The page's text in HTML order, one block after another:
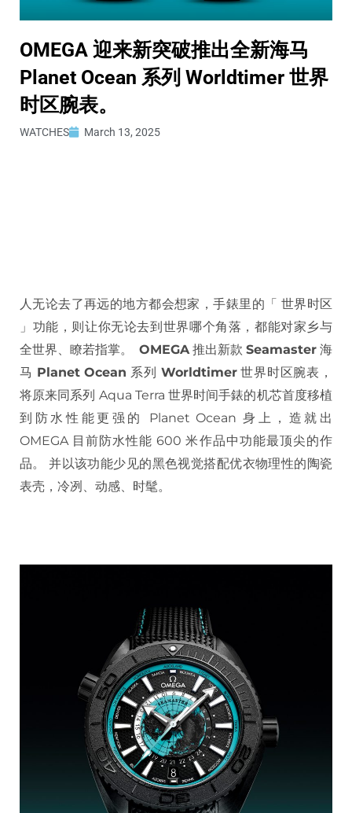
OMEGA 迎来新突破推出全新海马
Planet Ocean 系列 Worldtimer 世界
时区腕表。
WATCHES March 13, 2025
人无论去了再远的地方都会想家，手錶里的「 世界时区
」功能，则让你无论去到世界哪个角落，都能对家乡与
全世界、瞭若指掌。 OMEGA 推出新款 Seamaster 海
马 Planet Ocean 系列 Worldtimer世界时区腕表，
将原来同系列 Aqua Terra 世界时间手錶的机芯首度移植
到防水性能更强的 Planet Ocean 身上，造就出
OMEGA 目前防水性能 600 米作品中功能最顶尖的作
品。 并以该功能少见的黑色视觉搭配优衣物理性的陶瓷
表壳，冷冽、动感、时髦。